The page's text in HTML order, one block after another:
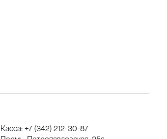
Касса: +7 (342) 212-30-87